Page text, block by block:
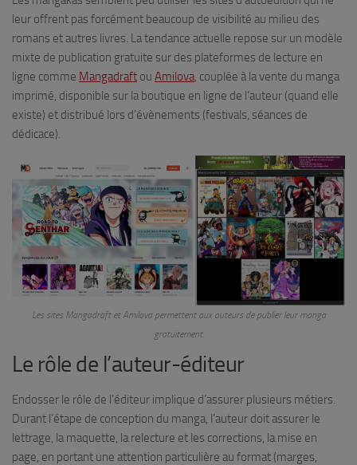
leur offrent pas forcément beaucoup de visibilité au milieu des
romans et autres livres. La tendance actuelle repose sur un modèle
mixte de publication gratuite sur des plateformes de lecture en
ligne comme Mangadraft ou Amilova, couplée à la vente du manga
imprimé, disponible sur la boutique en ligne de l’auteur (quand elle
existe) et distribué lors d’évènements (festivals, séances de
dédicace).
Les sites Mangadraft et Amilova permettent aux auteurs de publier leur manga
gratuitement.
Le rôle de l’auteur-éditeur
Endosser le rôle de l’éditeur implique d’assurer plusieurs métiers.
Durant l’étape de conception du manga, l’auteur doit assurer le
lettrage, la maquette, la relecture et les corrections, la mise en
page, en portant une attention particulière au format (marges,